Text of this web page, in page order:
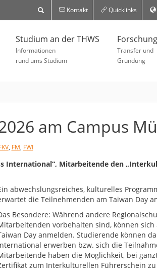
Kontakt Quicklinks
Studium an der THWS
Informationen
rund ums Studium
Forschung
Transfer und
Gründung
am Campus
, FM, FWI
International“, Mitarbeitende den
abwechslungsreiches, kulturelles
die Teilnehmenden am Taiwan Day
Besondere: Während andere
vorbehalten sind, können
Day anmelden. Studierende können
erwerben bzw. sich die
haben die Möglichkeit, bei
zum Interkulturellen Führerschein